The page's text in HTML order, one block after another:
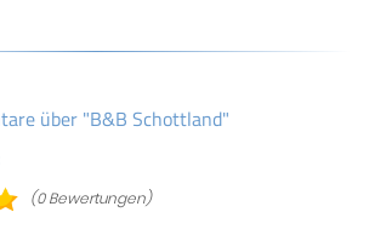
über "B&B Schottland"
(0 Bewertungen)